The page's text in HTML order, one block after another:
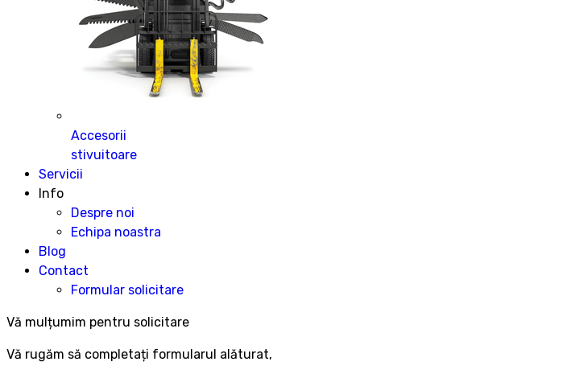
Accesorii
stivuitoare
Servicii
Info
Despre noi
Echipa noastra
Blog
Contact
Formular solicitare
Vă mulțumim pentru solicitare
Vă rugăm să completați formularul alăturat,